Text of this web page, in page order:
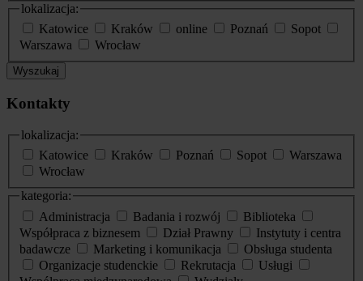
lokalizacja:
Katowice
Kraków online Poznań
Sopot
Warszawa
Wrocław
Wyszukaj
Kontakty
lokalizacja:
Katowice
Kraków Poznań Sopot
Warszawa
Wrocław
kategoria:
Administracja
Badania i rozwój
Biblioteka
Współpraca z biznesem
Dział Prawny
Instytuty i centra
badawcze
Marketing i komunikacja
Obsługa studenta
Organizacje studenckie
Rekrutacja
Usługi